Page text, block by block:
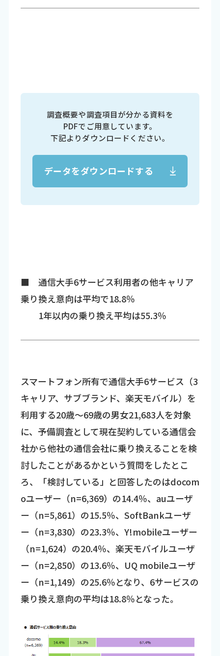
調査概要や調査項目が分かる資料を
PDFでご用意しています。
下記よりダウンロードください。
データをダウンロードする
■ 通信大手6サービス利用者の他キャリア
乗り換え意向は平均で18.8％
1年以内の乗り換え平均は55.3％
スマートフォン所有で通信大手6サービス（3
キャリア、サブブランド、楽天モバイル）を
利用する20歳～69歳の男女21,683人を対象
に、予備調査として現在契約している通信会
社から他社の通信会社に乗り換えることを検
討したことがあるかという質問をしたとこ
ろ、「検討している」と回答したのはdocom
oユーザー（n=6,369）の14.4％、auユーザ
ー（n=5,861）の15.5％、SoftBankユーザ
ー（n=3,830）の23.3％、Y!mobileユーザー
（n=1,624）の20.4％、楽天モバイルユーザ
ー（n=2,850）の13.6％、UQ mobileユーザ
ー（n=1,149）の25.6％となり、6サービスの
乗り換え意向の平均は18.8％となった。